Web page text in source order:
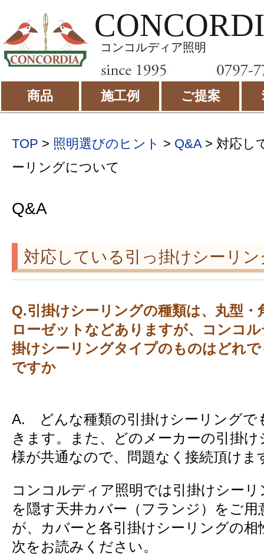
コンコルディア照明
商品 施工例 ご提案
TOP > 照明選びのヒント > Q&A> 対応し
ーリングについて
Q&A
対応している引っ掛けシーリ
Q.引掛けシーリングの種類は、丸型・
ローゼットなどありますが、コンコ
掛けシーリングタイプのものはどれ
ですか
A. どんな種類の引掛けシーリングで
きます。また、どのメーカーの引掛
様が共通なので、問題なく接続頂けま
コンコルディア照明では引掛けシー
を隠す天井カバー（フランジ）をご用
が、カバーと各引掛けシーリングの相
次をお読みください。